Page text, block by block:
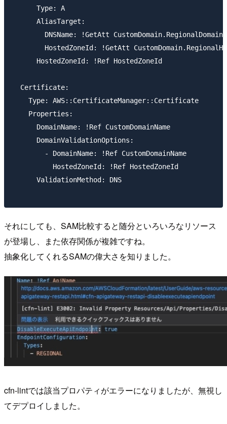
      Type: A
      AliasTarget:
DNSName: !GetAtt
HostedZoneId: !GetAtt
      HostedZoneId: !Ref HostedZoneId
  Certificate:
    Type: AWS::CertificateManager::Certificate
    Properties:
      DomainName: !Ref CustomDomainName
      DomainValidationOptions:
        - DomainName: !Ref CustomDomainName
          HostedZoneId: !Ref HostedZoneId
      ValidationMethod: DNS
それにしても、SAM比較すると随分といろいろなリソース
が登場し、また依存関係が複雑ですね。
抽象化してくれるSAMの偉大さを知りました。
cfn-lintでは該当プロパティがエラーになりましたが、無視し
てデプロイしました。